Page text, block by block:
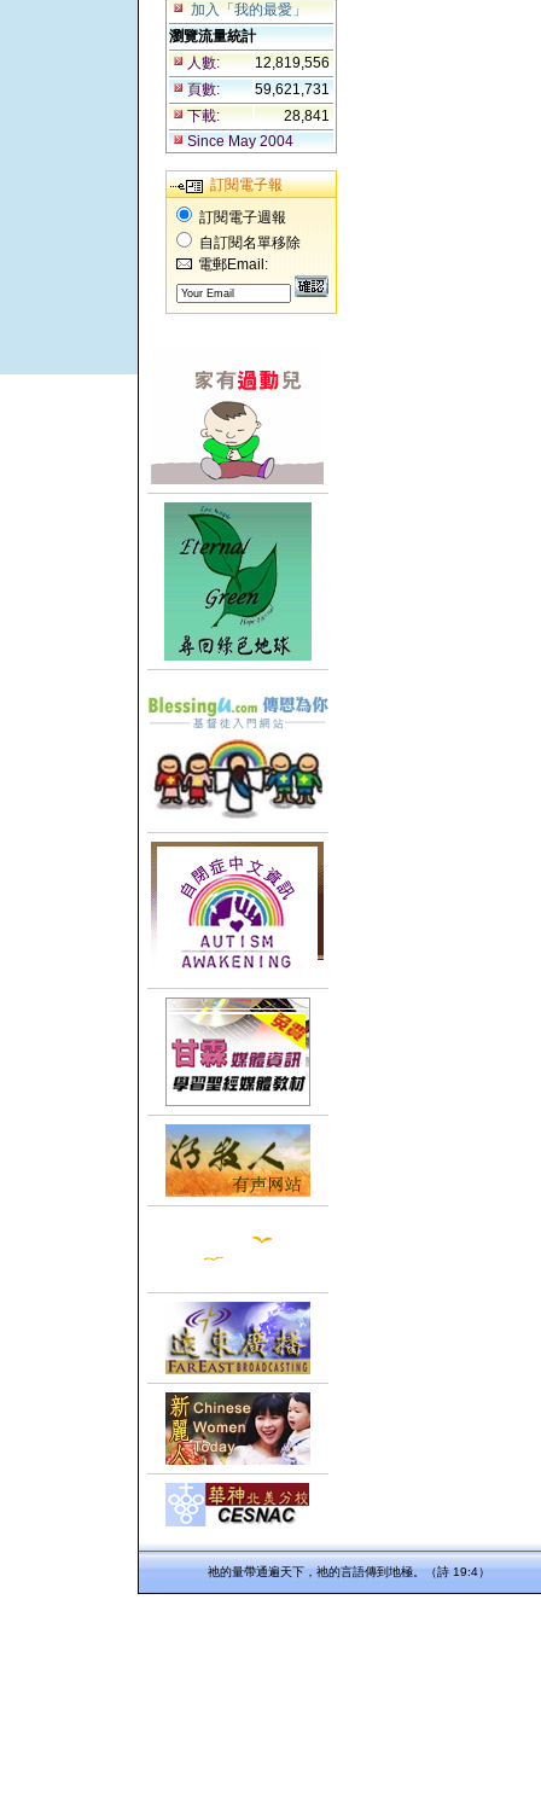
加入「我的最愛」
瀏覽流量統計
人數:
12,819,556
頁數:
59,621,731
下載:
28,841
Since May 2004
訂閱電子報
訂閱電子週報
自訂閱名單移除
電郵Email:
祂的量帶通遍天下，祂的言語傳到地極。（詩 19:4）